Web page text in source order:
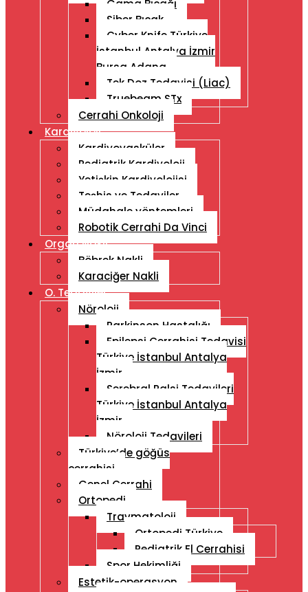
Gama Bıçağı
Siber Bıçak
Cyber ​​Knife Türkiye
İstanbul Antalya İzmir
Bursa Adana
Tek Doz Tedavisi (Liac)
Truebeam STx
Cerrahi Onkoloji
Kardiyoloji
Kardiyovasküler
Pediatrik Kardiyoloji
Yetişkin Kardiyolojisi
Teşhis ve Tedaviler
Müdahale yöntemleri
Robotik Cerrahi Da Vinci
Organ Nakli
Böbrek Nakli
Karaciğer Nakli
O. Tedaviler
Nöroloji
Parkinson Hastalığı
Epilepsi Cerrahisi Tedavisi
Türkiye İstanbul Antalya
İzmir
Serebral Palsi Tedavileri
Türkiye İstanbul Antalya
İzmir
Nöroloji Tedavileri
Türkiye’de göğüs
cerrahisi
Genel Cerrahi
Ortopedi
Travmatoloji
Ortopedi Türkiye
Pediatrik El Cerrahisi
Spor Hekimliği
Estetik-operasyon